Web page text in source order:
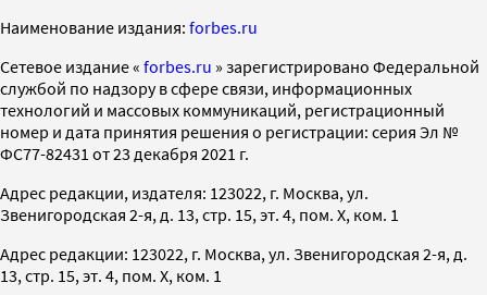
Наименование издания: forbes.ru
Cетевое издание « forbes.ru » зарегистрировано Федеральной
службой по надзору в сфере связи, информационных
технологий и массовых коммуникаций, регистрационный
номер и дата принятия решения о регистрации: серия Эл №
ФС77-82431 от 23 декабря 2021 г.
Адрес редакции, издателя: 123022, г. Москва, ул.
Звенигородская 2-я, д. 13, стр. 15, эт. 4, пом. X, ком. 1
Адрес редакции: 123022, г. Москва, ул. Звенигородская 2-я, д.
13, стр. 15, эт. 4, пом. X, ком. 1